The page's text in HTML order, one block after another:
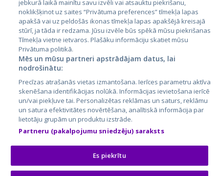
City24.lv
City24.ee
GetaPro.lv
GetaPro.ee
Skelbiu.lt
Autoplius.lt
Aruodas.lt
CVbankas.lt
Kainos.lt
Paslaugos.lt
auto24.ee
Osta.ee
KuldneBörs.ee
jebkurā laikā mainītu savu izvēli vai atsauktu piekrišanu,
noklikšķinot uz saites “Privātuma preferences” tīmekļa lapas
apakšā vai uz peldošās ikonas tīmekļa lapas apakšējā kreisajā
stūrī, ja tāda ir redzama. Jūsu izvēle būs spēkā mūsu piekrišanas
Tīmekļa vietne ietvaros. Plašāku informāciju skatiet mūsu
Privātuma politikā.
Mēs un mūsu partneri apstrādājam datus, lai
nodrošinātu:
Precīzas atrašanās vietas izmantošana. Ierīces parametru aktīva
skenēšana identifikācijas nolūkā. Informācijas ievietošana ierīcē
un/vai piekļuve tai. Personalizētas reklāmas un saturs, reklāmu
un satura efektivitātes novērtēšana, analītiskā informācija par
lietotāju grupām un produktu izstrāde.
Partneru (pakalpojumu sniedzēju) saraksts
Es piekrītu